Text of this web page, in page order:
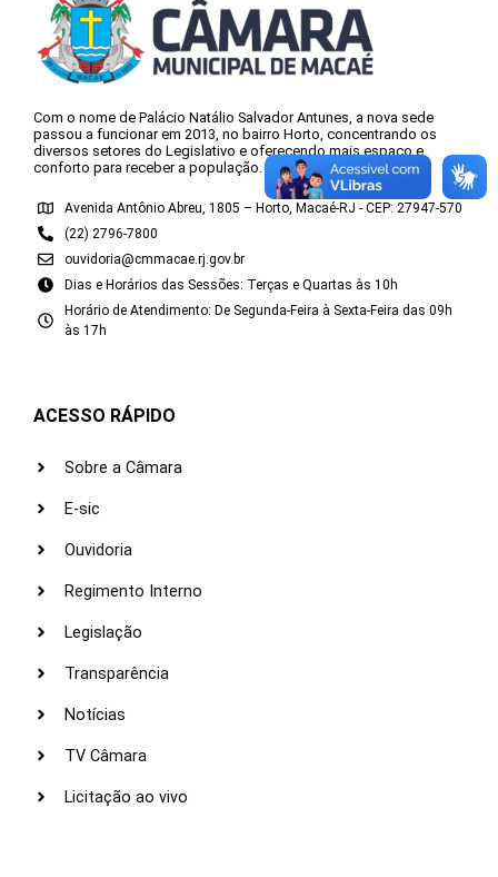
Com o nome de Palácio Natálio Salvador Antunes, a nova sede
passou a funcionar em 2013, no bairro Horto, concentrando os
diversos setores do Legislativo e oferecendo mais espaço e
conforto para receber a população.
Avenida Antônio Abreu, 1805 – Horto, Macaé-RJ - CEP: 27947-570
(22) 2796-7800
ouvidoria@cmmacae.rj.gov.br
Dias e Horários das Sessões: Terças e Quartas às 10h
Horário de Atendimento: De Segunda-Feira à Sexta-Feira das 09h
às 17h
ACESSO RÁPIDO
Sobre a Câmara
E-sic
Ouvidoria
Regimento Interno
Legislação
Transparência
Notícias
TV Câmara
Licitação ao vivo